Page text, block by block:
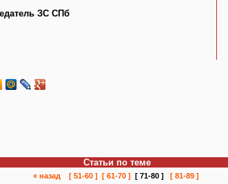
ЗС СПб
Статьи по теме
« назад [ 51-60 ] [ 61-70 ] [ 71-80 ]
[ 81-89 ]